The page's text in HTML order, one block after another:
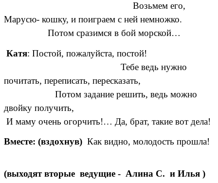
Возьмем его,
Марусю- кошку, и поиграем с ней немножко.
Потом сразимся в бой морской…
Катя: Постой, пожалуйста, постой!
Тебе ведь нужно
почитать, переписать, пересказать,
Потом задание решить, ведь можно
двойку получить,
И маму очень огорчить!… Да, брат, такие вот дела!
Вместе: (вздохнув) Как видно, молодость прошла!
(выходят вторые ведущие - Алина С. и Илья )